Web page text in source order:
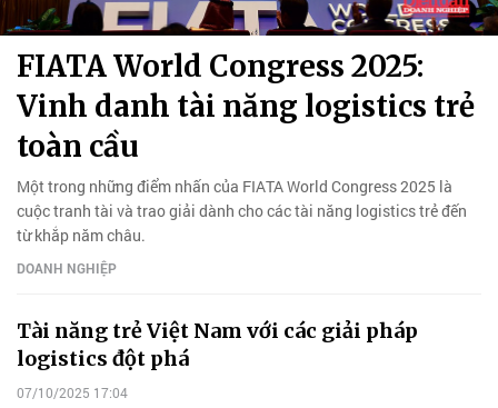
FIATA World Congress 2025:
Vinh danh tài năng logistics trẻ
toàn cầu
Một trong những điểm nhấn của FIATA World Congress 2025 là
cuộc tranh tài và trao giải dành cho các tài năng logistics trẻ đến
từ khắp năm châu.
DOANH NGHIỆP
Tài năng trẻ Việt Nam với các giải pháp
logistics đột phá
07/10/2025 17:04